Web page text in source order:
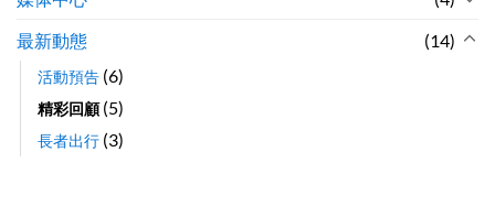
最新動態
(14)
活動預告 (6)
精彩回顧(5)
長者出行 (3)